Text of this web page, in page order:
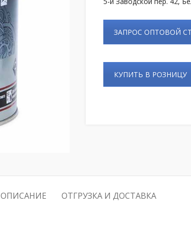
ЗАПРОС ОПТОВОЙ
КУПИТЬ В РОЗНИЦУ
ОПИСАНИЕ ОТГРУЗКА И ДОСТАВКА